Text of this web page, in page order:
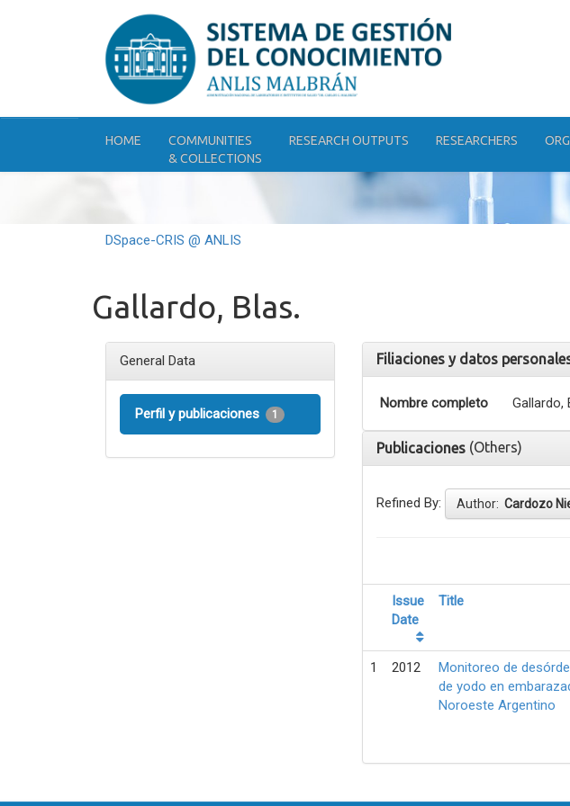
HOME
COMMUNITIES
& COLLECTIONS
RESEARCH OUTPUTS RESEARCHERS
DSpace-CRIS @ ANLIS
Gallardo, Blas.
General Data
Perfil y publicaciones 1
Filiaciones y datos
Nombre completo Gallardo,
Publicaciones (Others)
Refined By: Author: Cardozo
Issue
Date
Title
1 2012
Monitoreo de
de yodo en
Noroeste Argentino